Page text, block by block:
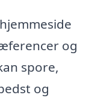
og
spore,
og